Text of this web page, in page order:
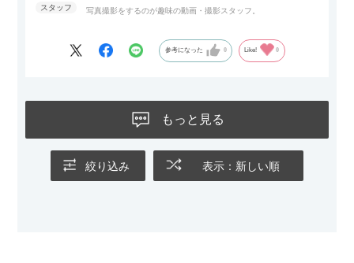
写真撮影をするのが趣味の動画・撮影スタッフ。
参考になった 0 Like! 0
もっと見る
絞り込み 表示：新しい順